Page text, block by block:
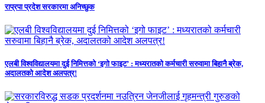
राप्रपा प्रदेश सरकारमा अनिच्छुक
एलबी विश्वविद्यालयमा दुई निमित्तको ‘इगो फाइट’ : मध्यरातको कर्मचारी सरुवामा बिहानै ब्रेक,
अदालतको आदेश अलपत्र!